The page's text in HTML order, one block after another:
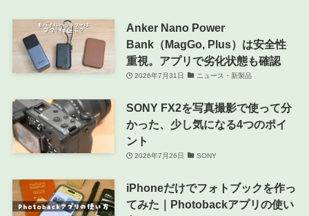
Anker Nano Power
Bank（MagGo, Plus）は安全性
重視。アプリで劣化状態も確認
2026年7月31日 ニュース・新製品
SONY FX2を写真撮影で使って分
かった、少し気になる4つのポイ
ント
2026年7月26日 SONY
iPhoneだけでフォトブックを作っ
てみた｜Photobackアプリの使い